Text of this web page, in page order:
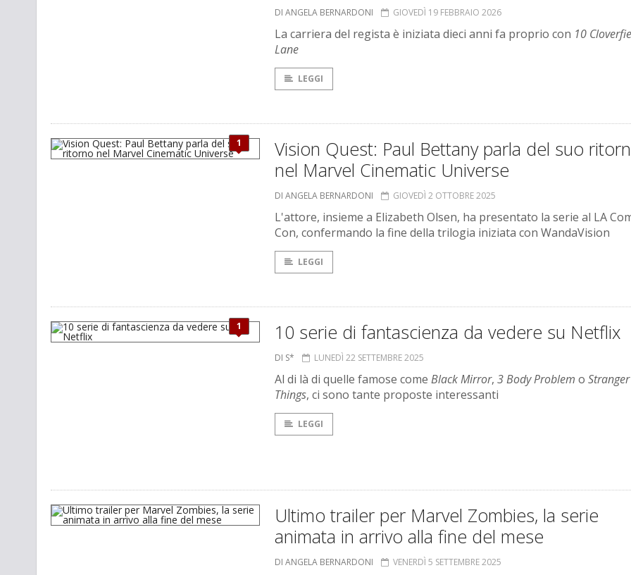
DI ANGELA BERNARDONI GIOVEDÌ 19 FEBBRAIO 2026
La carriera del regista è iniziata dieci anni fa proprio con 10
Lane
LEGGI
1
Vision Quest: Paul Bettany parla del suo
nel Marvel Cinematic Universe
DI ANGELA BERNARDONI GIOVEDÌ 2 OTTOBRE 2025
L'attore, insieme a Elizabeth Olsen, ha presentato la serie al LA
Con, confermando la fine della trilogia iniziata con WandaVision
LEGGI
1 10 serie di fantascienza da vedere su Netflix
DI S* LUNEDÌ 22 SETTEMBRE 2025
Al di là di quelle famose come Black Mirror, 3 Body Problem o Stranger
Things, ci sono tante proposte interessanti
LEGGI
Ultimo trailer per Marvel Zombies, la serie
animata in arrivo alla fine del mese
DI ANGELA BERNARDONI VENERDÌ 5 SETTEMBRE 2025